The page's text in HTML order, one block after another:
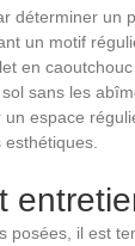
déterminer un
un motif
en
sans les
un espace
posées, il est